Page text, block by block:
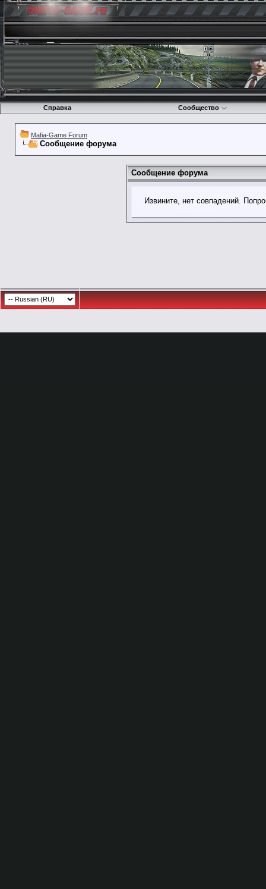
Справка Сообщество
Mafia-Game Forum
Сообщение форума
Сообщение форума
Извините, нет совпадений.